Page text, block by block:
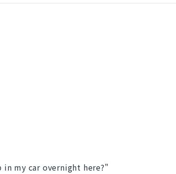
in my car overnight here?"